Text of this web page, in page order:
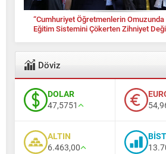
“Cumhuriyet Öğretmenlerin
Eğitim Sistemini Çökerten Zihniyet
Döviz
DOLAR
47,5751
ALTIN
6.463,00
BİST